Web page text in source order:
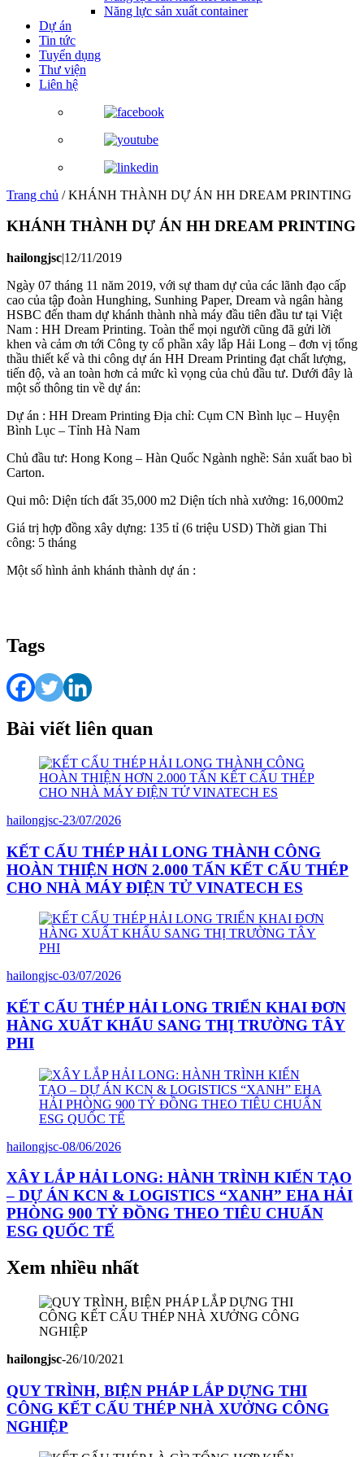
Năng lực sản xuất container
Dự án
Tin tức
Tuyển dụng
Thư viện
Liên hệ
Trang chủ /KHÁNH THÀNH DỰ ÁN HH DREAM PRINTING
KHÁNH THÀNH DỰ ÁN HH DREAM PRINTING
hailongjsc|12/11/2019
Ngày 07 tháng 11 năm 2019, với sự tham dự của các lãnh đạo cấp
cao của tập đoàn Hunghing, Sunhing Paper, Dream và ngân hàng
HSBC đến tham dự khánh thành nhà máy đầu tiên đầu tư tại Việt
Nam : HH Dream Printing. Toàn thể mọi người cũng đã gửi lời
khen và cảm ơn tới Công ty cổ phần xây lắp Hải Long – đơn vị tổng
thầu thiết kế và thi công dự án HH Dream Printing đạt chất lượng,
tiến độ, và an toàn hơn cả mức kì vọng của chủ đầu tư. Dưới đây là
một số thông tin về dự án:
Dự án : HH Dream Printing Địa chỉ: Cụm CN Bình lục – Huyện
Bình Lục – Tỉnh Hà Nam
Chủ đầu tư: Hong Kong – Hàn Quốc Ngành nghề: Sản xuất bao bì
Carton.
Qui mô: Diện tích đất 35,000 m2 Diện tích nhà xưởng: 16,000m2
Giá trị hợp đồng xây dựng: 135 tỉ (6 triệu USD) Thời gian Thi
công: 5 tháng
Một số hình ảnh khánh thành dự án :
Tags
Bài viết liên quan
hailongjsc-23/07/2026
KẾT CẤU THÉP HẢI LONG THÀNH CÔNG
HOÀN THIỆN HƠN 2.000 TẤN KẾT CẤU THÉP
CHO NHÀ MÁY ĐIỆN TỬ VINATECH ES
hailongjsc-03/07/2026
KẾT CẤU THÉP HẢI LONG TRIỂN KHAI ĐƠN
HÀNG XUẤT KHẨU SANG THỊ TRƯỜNG TÂY
PHI
hailongjsc-08/06/2026
XÂY LẮP HẢI LONG: HÀNH TRÌNH KIẾN TẠO
– DỰ ÁN KCN & LOGISTICS “XANH” EHA HẢI
PHÒNG 900 TỶ ĐỒNG THEO TIÊU CHUẨN
ESG QUỐC TẾ
Xem nhiều nhất
hailongjsc-26/10/2021
QUY TRÌNH, BIỆN PHÁP LẮP DỰNG THI
CÔNG KẾT CẤU THÉP NHÀ XƯỞNG CÔNG
NGHIỆP